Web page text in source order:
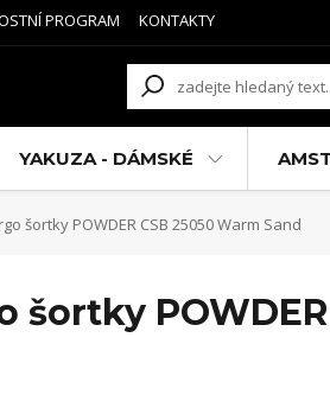
PROGRAM KONTAKTY
YAKUZA - DÁMSKÉ
šortky POWDER CSB 25050 Warm Sand
šortky